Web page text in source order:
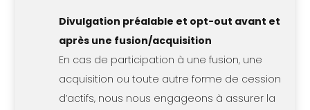
Divulgation préalable et opt-out avant et
après une fusion/acquisition
En cas de participation à une fusion, une
acquisition ou toute autre forme de cession
d’actifs, nous nous engageons à assurer la